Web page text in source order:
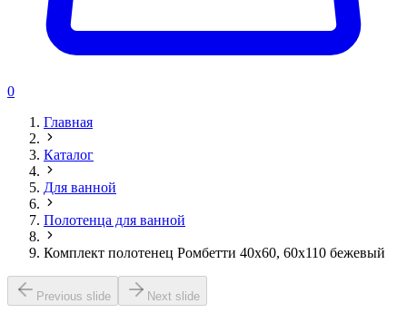
0
Главная
Каталог
Для ванной
Полотенца для ванной
Комплект полотенец Ромбетти 40х60, 60х110 бежевый
Previous slide Next slide